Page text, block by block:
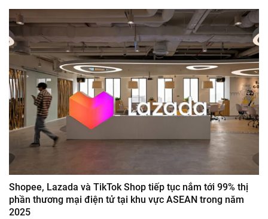
Shopee, Lazada và TikTok Shop tiếp tục nắm tới 99% thị
phần thương mại điện tử tại khu vực ASEAN trong năm
2025